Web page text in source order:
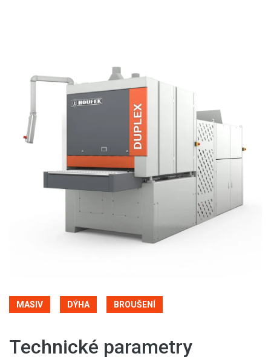
MASIV DÝHA BROUŠENÍ
Technické parametry